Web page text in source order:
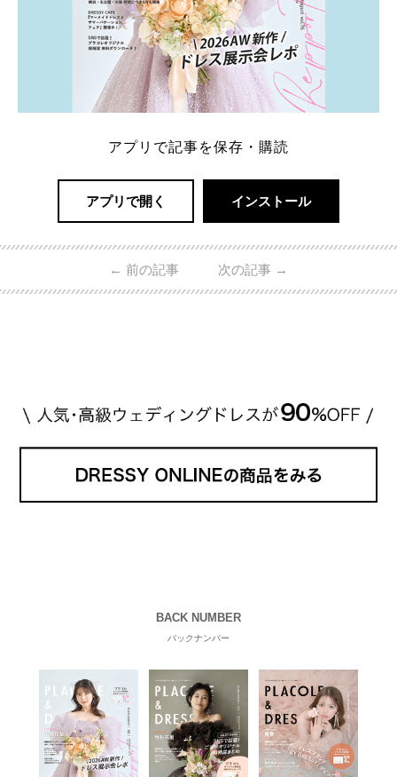
アプリで記事を保存・購読
アプリで開く インストール
← 前の記事 次の記事 →
BACK NUMBER
バックナンバー